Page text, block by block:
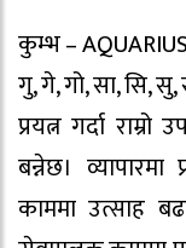
कुम्भ – AQUARIUS
गु, गे, गो, सा, सि,
प्रयत्न गर्दा
बन्नेछ।
काममा उत्साह